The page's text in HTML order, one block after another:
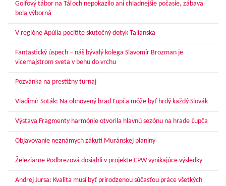
Golfový tábor na Táľoch nepokazilo ani chladnejšie počasie, zábava
bola výborná
V regióne Apúlia pocítite skutočný dotyk Talianska
Fantastický úspech – náš bývalý kolega Slavomír Brozman je
vicemajstrom sveta v behu do vrchu
Pozvánka na prestížny turnaj
Vladimír Soták: Na obnovený hrad Ľupča môže byť hrdý každý Slovák
Výstava Fragmenty harmónie otvorila hlavnú sezónu na hrade Ľupča
Objavovanie neznámych zákutí Muránskej planiny
Železiarne Podbrezová dosiahli v projekte CPW vynikajúce výsledky
Andrej Jursa: Kvalita musí byť prirodzenou súčasťou práce všetkých